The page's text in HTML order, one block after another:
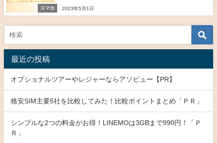
スマホ 2023年5月1日
最近の投稿
オプショナルツアーやレジャーならアソビュー【PR】
格安SIM主要5社を比較してみた！比較ポイントまとめ「ＰＲ」
シンプルな2つの料金がお得！LINEMOは3GBまで990円！「Ｐ
Ｒ」